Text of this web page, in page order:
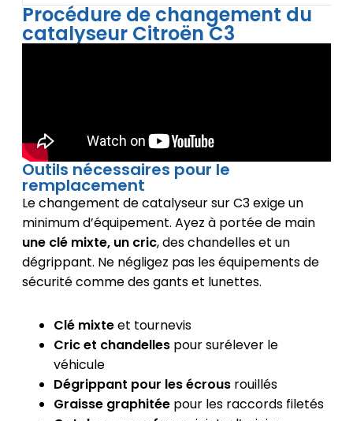
Procédure de changement du
catalyseur Citroën C3
Outils nécessaires pour le
remplacement
Le changement de catalyseur sur C3 exige un
minimum d’équipement. Ayez à portée de main
une clé mixte, un cric, des chandelles et un
dégrippant. Ne négligez pas les équipements de
sécurité comme des gants et lunettes.
Clé mixteet tournevis
Cric et chandellespour surélever le
véhicule
Dégrippant pour les écrousrouillés
Graisse graphitéepour les raccords filetés